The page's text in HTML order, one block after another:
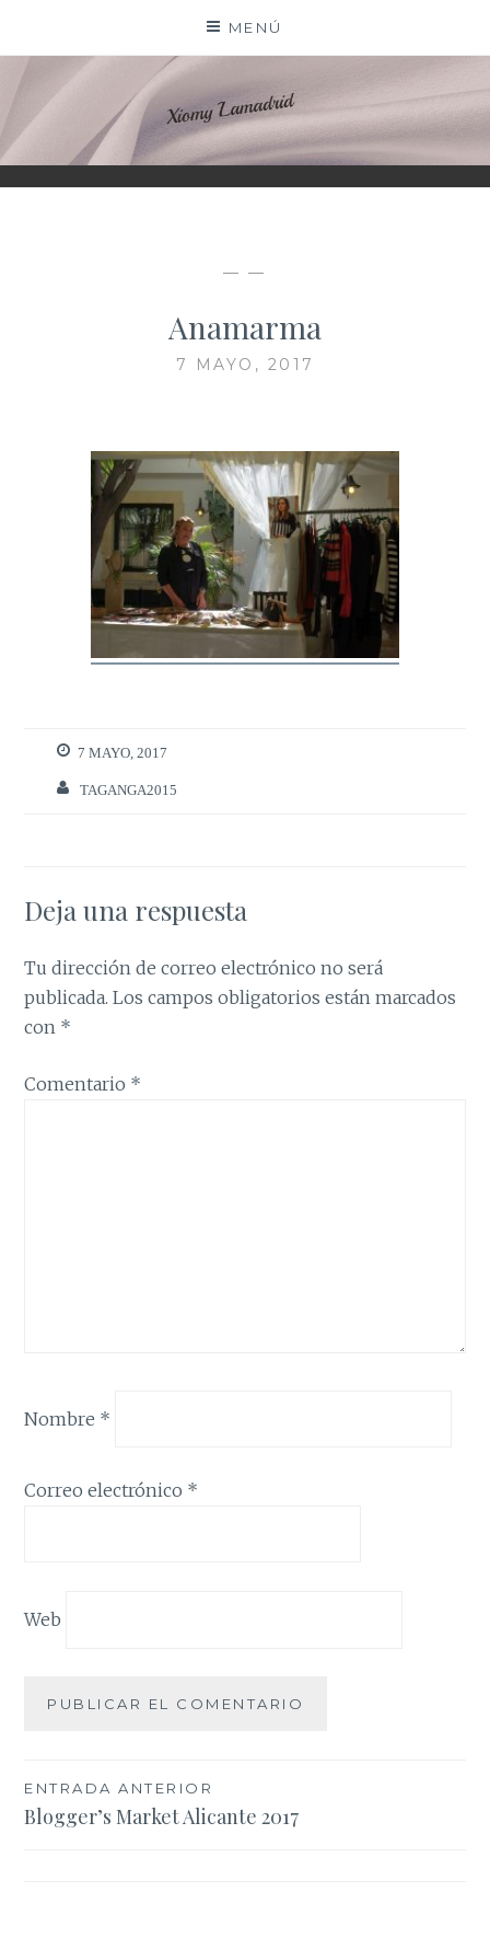
contenido
MENÚ
XIOMY LAMADRID
— —
Anamarma
7 MAYO, 2017
7 MAYO, 2017
TAGANGA2015
Deja una respuesta
Tu dirección de correo electrónico no será
publicada. Los campos obligatorios están marcados
con *
Comentario *
Nombre *
Correo electrónico *
Web
Navegación
de
ENTRADA ANTERIOR
Blogger’s Market Alicante 2017